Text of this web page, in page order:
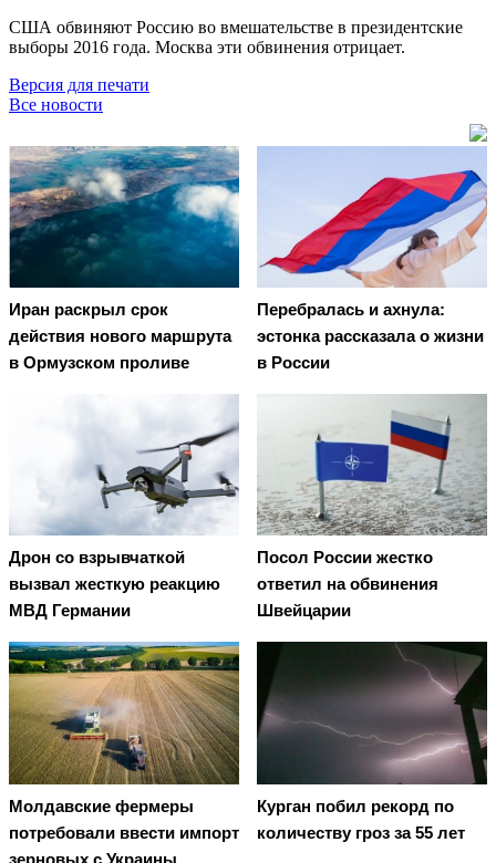
США обвиняют Россию во вмешательстве в президентские
выборы 2016 года. Москва эти обвинения отрицает.
Версия для печати
Все новости
Иран раскрыл срок
действия нового маршрута
в Ормузском проливе
Перебралась и ахнула:
эстонка рассказала о жизни
в России
Дрон со взрывчаткой
вызвал жесткую реакцию
МВД Германии
Посол России жестко
ответил на обвинения
Швейцарии
Молдавские фермеры
потребовали ввести импорт
зерновых с Украины
Курган побил рекорд по
количеству гроз за 55 лет